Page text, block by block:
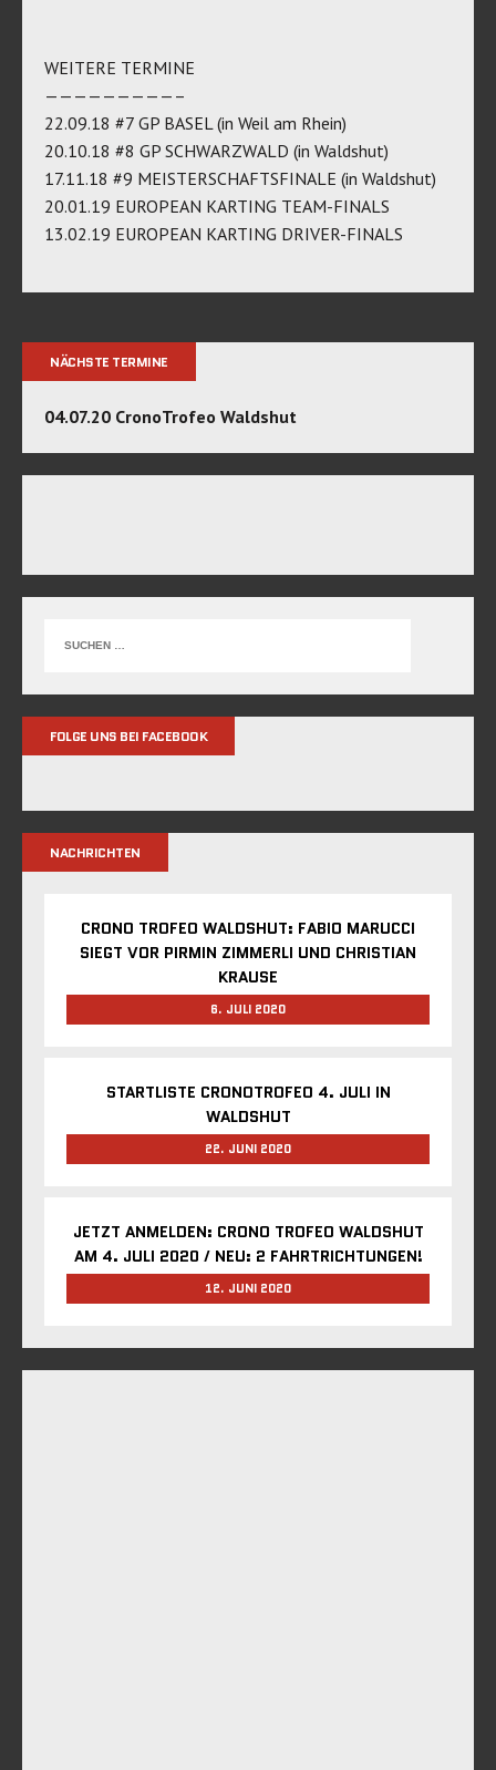
WEITERE TERMINE
—————————–
22.09.18 #7 GP BASEL (in Weil am Rhein)
20.10.18 #8 GP SCHWARZWALD (in Waldshut)
17.11.18 #9 MEISTERSCHAFTSFINALE (in Waldshut)
20.01.19 EUROPEAN KARTING TEAM-FINALS
13.02.19 EUROPEAN KARTING DRIVER-FINALS
NÄCHSTE TERMINE
04.07.20 CronoTrofeo Waldshut
FOLGE UNS BEI FACEBOOK
NACHRICHTEN
CRONO TROFEO WALDSHUT: FABIO MARUCCI
SIEGT VOR PIRMIN ZIMMERLI UND CHRISTIAN
KRAUSE
6. JULI 2020
STARTLISTE CRONOTROFEO 4. JULI IN
WALDSHUT
22. JUNI 2020
JETZT ANMELDEN: CRONO TROFEO WALDSHUT
AM 4. JULI 2020 / NEU: 2 FAHRTRICHTUNGEN!
12. JUNI 2020